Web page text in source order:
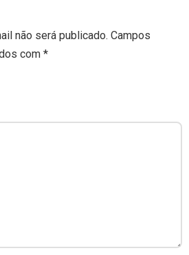
não será publicado. Campos
com *